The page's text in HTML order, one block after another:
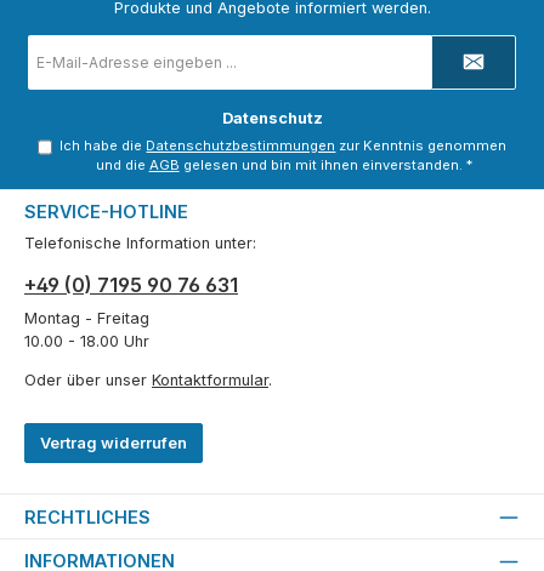
Produkte und Angebote informiert werden.
Mail-
Adresse
Datenschutz
Ich habe die Datenschutzbestimmungen zur Kenntnis genommen
und die AGB gelesen und bin mit ihnen einverstanden. *
SERVICE-HOTLINE
Telefonische Information unter:
+49 (0) 7195 90 76 631
Montag - Freitag
10.00 - 18.00 Uhr
Oder über unser Kontaktformular.
Vertrag widerrufen
RECHTLICHES
INFORMATIONEN